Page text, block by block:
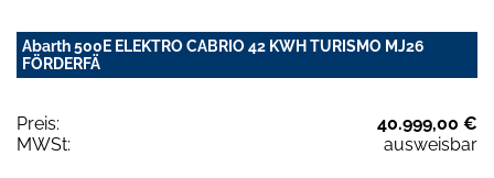
Abarth 500E ELEKTRO CABRIO 42 KWH TURISMO MJ26
FÖRDERFÄ
Preis:
40.999,00 €
MWSt:
ausweisbar